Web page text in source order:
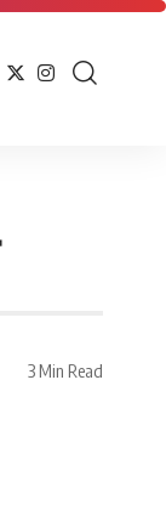
3 Min Read